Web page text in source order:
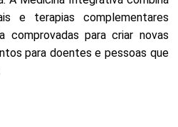
e terapias complementares
comprovadas para criar novas
para doentes e pessoas que